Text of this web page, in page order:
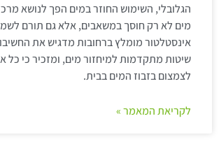
הגלובלי, השימוש החוזר במים הפך לנושא
מים לא רק חוסך במשאבים, אלא גם תורם
אינסטלטור מומלץ ברחובות מדגיש את
שיטות מתקדמות למיחזור מים, ומזכיר כי כל
לצמצום בזבוז המים בבית.
לקריאת המאמר »